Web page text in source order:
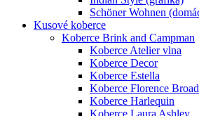
Schöner Wohnen
Kusové koberce
Koberce Brink and Campman
Koberce Atelier vlna
Koberce Decor
Koberce Estella
Koberce Florence
Koberce Harlequin
Koberce Laura Ashley